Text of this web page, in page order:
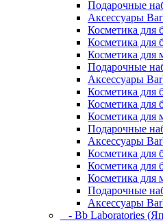
Подарочные
Аксессуары
Косметика для
Косметика для
Косметика для
Подарочные
Аксессуары
Косметика для
Косметика для
Косметика для
Подарочные
Аксессуары
Косметика для
Косметика для
Косметика для
Подарочные
Аксессуары
- Bb Laboratories